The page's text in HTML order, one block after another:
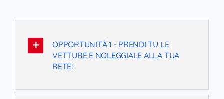
OPPORTUNITÀ 1 - PRENDI TU LE
VETTURE E NOLEGGIALE ALLA TUA
RETE!